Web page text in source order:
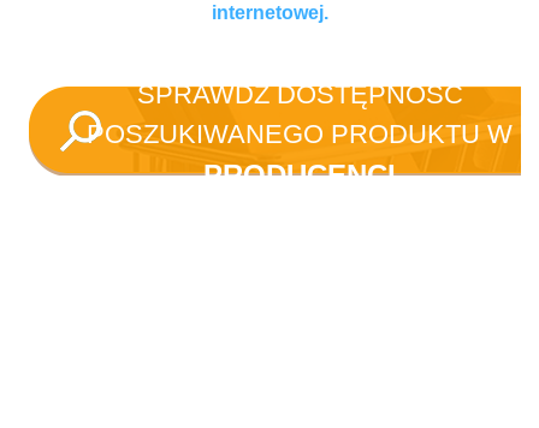
internetowej.
SPRAWDŹ DOSTĘPNOŚĆ
POSZUKIWANEGO PRODUKTU W
PRODUCENCI